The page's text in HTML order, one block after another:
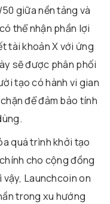
giữa nền tảng và
thể nhận phần lợi
tài khoản X với ứng
sẽ được phân phối
tạo có hành vi gian
để đảm bảo tính
quá trình khởi tạo
cho cộng đồng
Launchcoin on
trong xu hướng